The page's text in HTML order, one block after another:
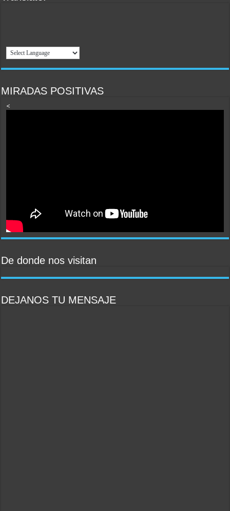
MIRADAS POSITIVAS
<
De donde nos visitan
DEJANOS TU MENSAJE